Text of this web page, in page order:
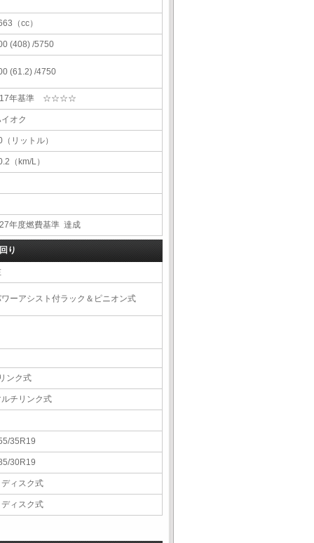
（cc）
(408) /5750
(61.2) /4750
年基準 ☆☆☆☆
オク
（リットル）
（km/L）
年度燃費基準 達成
り
ーアシスト付ラック＆ピニオン式
ンク式
チリンク式
35R19
30R19
ィスク式
ィスク式